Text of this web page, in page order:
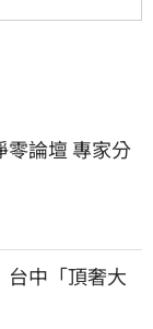
零論壇 專家分
台中「頂奢大